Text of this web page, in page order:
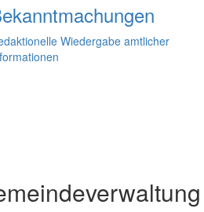
Wiedergabe amtlicher